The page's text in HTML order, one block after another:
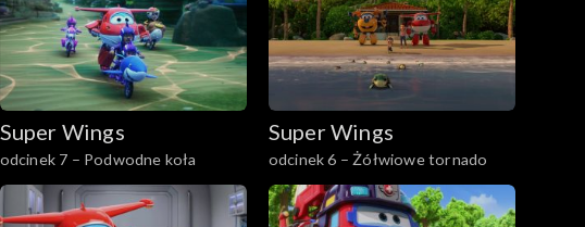
Super Wings
odcinek 7 – Podwodne koła
Super Wings
odcinek 6 – Żółwiowe tornado